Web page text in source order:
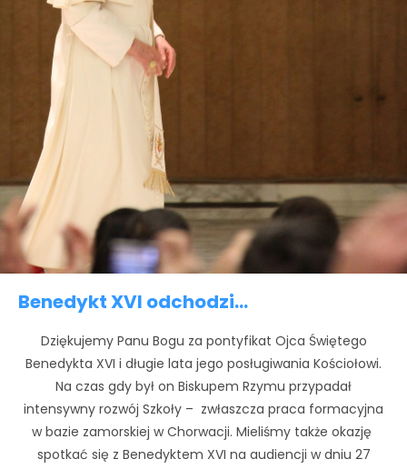
Benedykt XVI odchodzi…
Dziękujemy Panu Bogu za pontyfikat Ojca Świętego
Benedykta XVI i długie lata jego posługiwania Kościołowi.
Na czas gdy był on Biskupem Rzymu przypadał
intensywny rozwój Szkoły – zwłaszcza praca formacyjna
w bazie zamorskiej w Chorwacji. Mieliśmy także okazję
spotkać się z Benedyktem XVI na audiencji w dniu 27